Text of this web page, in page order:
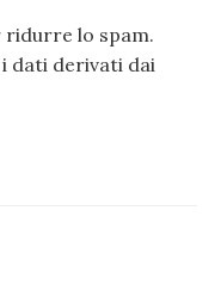
ridurre lo spam.
dati derivati dai